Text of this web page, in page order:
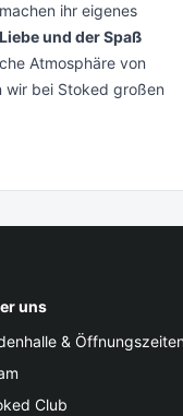
ihr eigenes
und der Spaß
Atmosphäre von
wir bei Stoked großen
uns
&
Club